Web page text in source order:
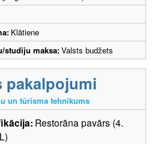
Klātiene
studiju maksa:Valsts budžets
pakalpojumi
un tūrisma tehnikums
Restorāna pavārs (4.